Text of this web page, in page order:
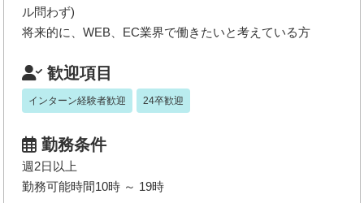
ル問わず)
将来的に、WEB、EC業界で働きたいと考えている方
歓迎項目
インターン経験者歓迎 24卒歓迎
勤務条件
週2日以上
勤務可能時間10時 ～ 19時